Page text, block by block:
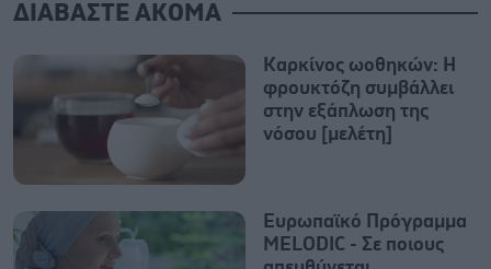
ΔΙΑΒΑΣΤΕ ΑΚΟΜΑ
Καρκίνος ωοθηκών: Η
φρουκτόζη συμβάλλει
στην εξάπλωση της
νόσου [μελέτη]
Ευρωπαϊκό Πρόγραμμα
MELODIC - Σε ποιους